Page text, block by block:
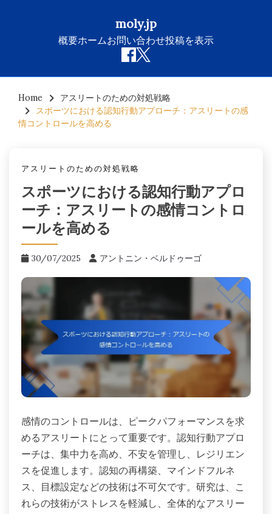
moly.jp
概要ホームお問い合わせ投稿を表示
content
Home
アスリートのための対処戦略
スポーツにおける認知行動アプローチ：アスリートの感
情コントロールを高める
アスリートのための対処戦略
スポーツにおける認知行動アプロ
ーチ：アスリートの感情コントロ
ールを高める
30/07/2025 アントニン・ベルドゥーゴ
感情のコントロールは、ピークパフォーマンスを求
めるアスリートにとって重要です。認知行動アプロ
ーチは、集中力を高め、不安を管理し、レジリエン
スを促進します。認知の再構築、マインドフルネ
ス、目標設定などの技術は不可欠です。研究は、こ
れらの技術がストレスを軽減し、全体的なアスリー